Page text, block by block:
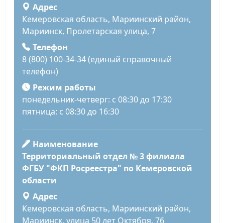
Адрес
Кемеровская область, Мариинский район,
Мариинск, Пролетарская улица, 7
Телефон
8 (800) 100-34-34 (единый справочный
телефон)
Режим работы
понедельник-четверг: с 08:30 до 17:30
пятница: с 08:30 до 16:30
Наименование
Территориальный отдел № 3 филиала
ФГБУ "ФКП Росреестра" по Кемеровской
области
Адрес
Кемеровская область, Мариинский район,
Мариинск, улица 50 лет Октября, 76